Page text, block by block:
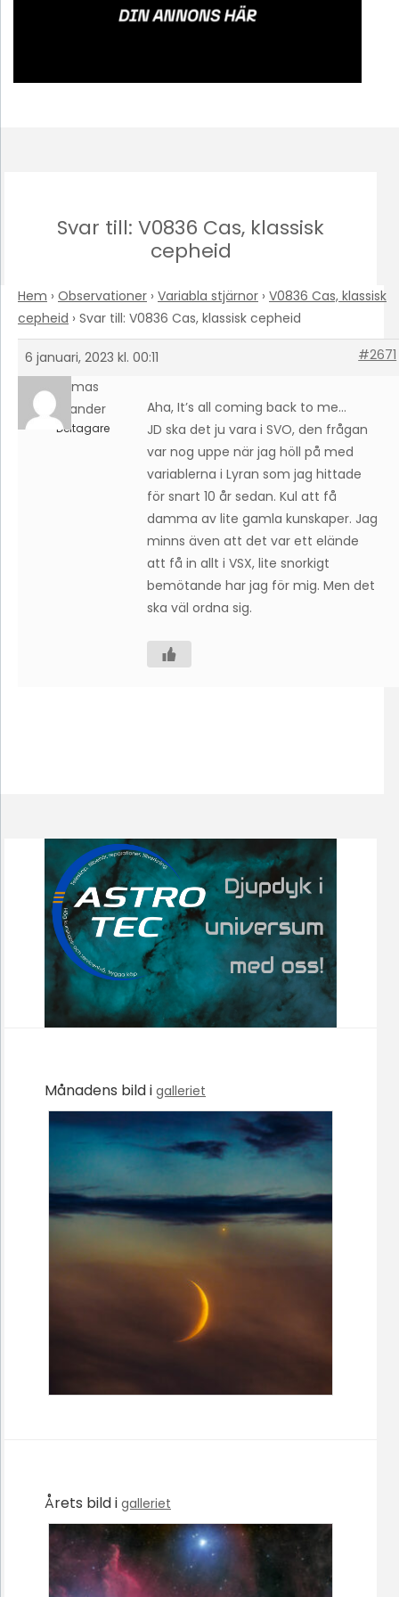
Svar till: V0836 Cas, klassisk
cepheid
Hem › Observationer › Variabla stjärnor › V0836 Cas, klassisk
cepheid › Svar till: V0836 Cas, klassisk cepheid
6 januari, 2023 kl. 00:11
#2671
Tomas
Wikander
Deltagare
Aha, It’s all coming back to me…
JD ska det ju vara i SVO, den frågan
var nog uppe när jag höll på med
variablerna i Lyran som jag hittade
för snart 10 år sedan. Kul att få
damma av lite gamla kunskaper. Jag
minns även att det var ett elände
att få in allt i VSX, lite snorkigt
bemötande har jag för mig. Men det
ska väl ordna sig.
Månadens bild i galleriet
Årets bild i galleriet